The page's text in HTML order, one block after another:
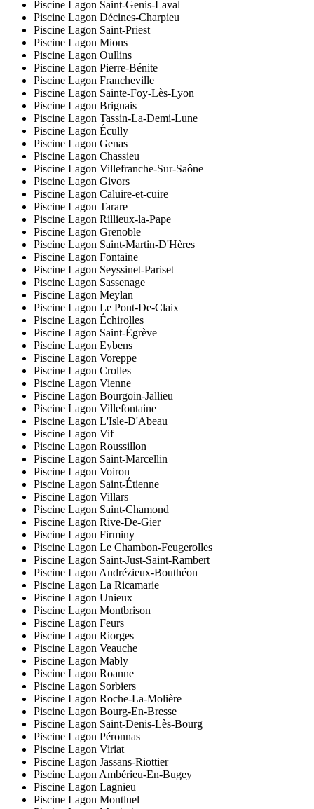
Piscine Lagon Saint-Genis-Laval
Piscine Lagon Décines-Charpieu
Piscine Lagon Saint-Priest
Piscine Lagon Mions
Piscine Lagon Oullins
Piscine Lagon Pierre-Bénite
Piscine Lagon Francheville
Piscine Lagon Sainte-Foy-Lès-Lyon
Piscine Lagon Brignais
Piscine Lagon Tassin-La-Demi-Lune
Piscine Lagon Écully
Piscine Lagon Genas
Piscine Lagon Chassieu
Piscine Lagon Villefranche-Sur-Saône
Piscine Lagon Givors
Piscine Lagon Caluire-et-cuire
Piscine Lagon Tarare
Piscine Lagon Rillieux-la-Pape
Piscine Lagon Grenoble
Piscine Lagon Saint-Martin-D'Hères
Piscine Lagon Fontaine
Piscine Lagon Seyssinet-Pariset
Piscine Lagon Sassenage
Piscine Lagon Meylan
Piscine Lagon Le Pont-De-Claix
Piscine Lagon Échirolles
Piscine Lagon Saint-Égrève
Piscine Lagon Eybens
Piscine Lagon Voreppe
Piscine Lagon Crolles
Piscine Lagon Vienne
Piscine Lagon Bourgoin-Jallieu
Piscine Lagon Villefontaine
Piscine Lagon L'Isle-D'Abeau
Piscine Lagon Vif
Piscine Lagon Roussillon
Piscine Lagon Saint-Marcellin
Piscine Lagon Voiron
Piscine Lagon Saint-Étienne
Piscine Lagon Villars
Piscine Lagon Saint-Chamond
Piscine Lagon Rive-De-Gier
Piscine Lagon Firminy
Piscine Lagon Le Chambon-Feugerolles
Piscine Lagon Saint-Just-Saint-Rambert
Piscine Lagon Andrézieux-Bouthéon
Piscine Lagon La Ricamarie
Piscine Lagon Unieux
Piscine Lagon Montbrison
Piscine Lagon Feurs
Piscine Lagon Riorges
Piscine Lagon Veauche
Piscine Lagon Mably
Piscine Lagon Roanne
Piscine Lagon Sorbiers
Piscine Lagon Roche-La-Molière
Piscine Lagon Bourg-En-Bresse
Piscine Lagon Saint-Denis-Lès-Bourg
Piscine Lagon Péronnas
Piscine Lagon Viriat
Piscine Lagon Jassans-Riottier
Piscine Lagon Ambérieu-En-Bugey
Piscine Lagon Lagnieu
Piscine Lagon Montluel